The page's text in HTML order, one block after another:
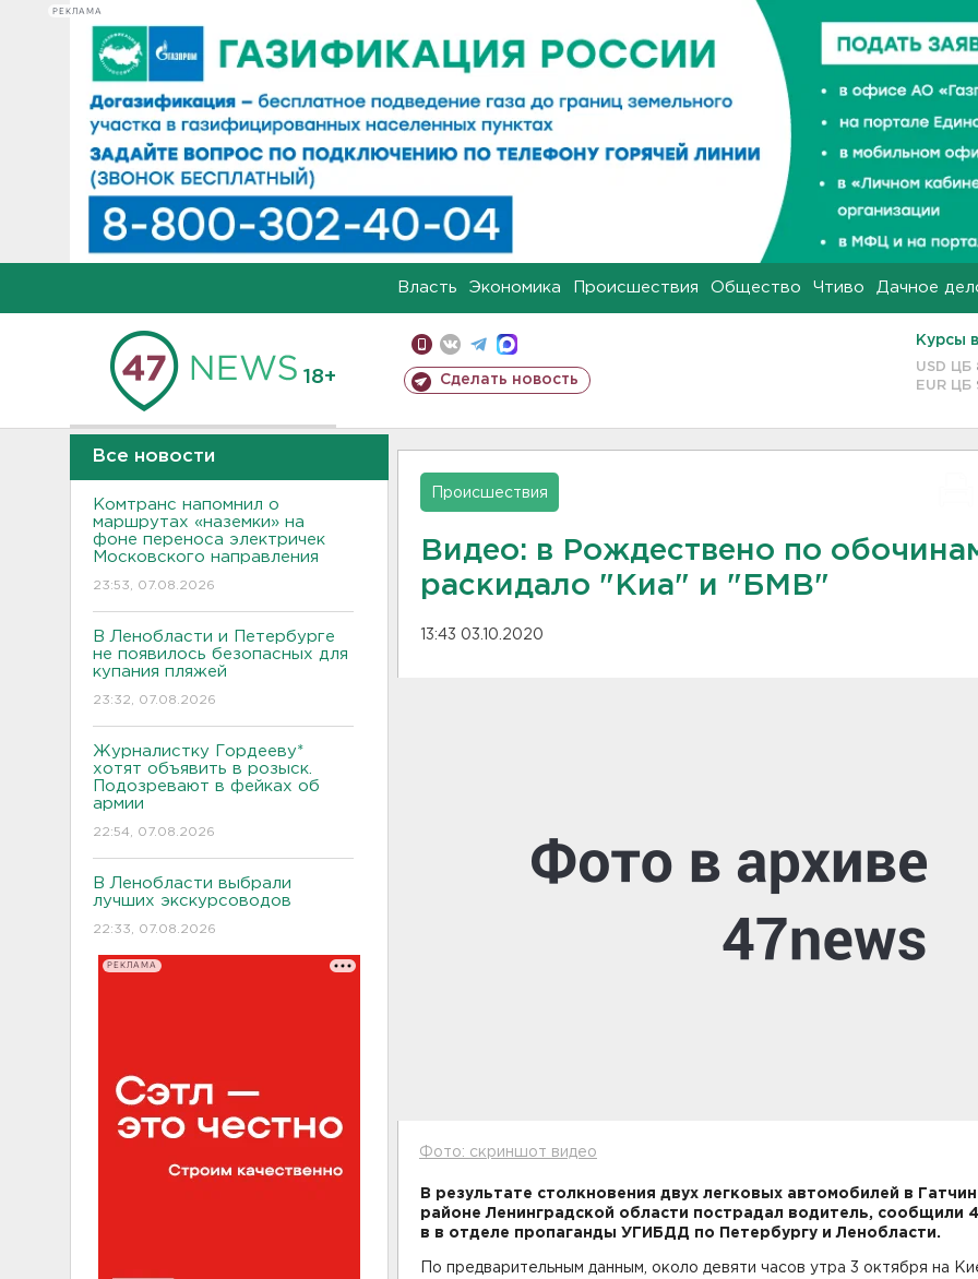
РЕКЛАМА
Власть Экономика Происшествия Общество Чтиво Дачное
18+ Сделать новость
Курсы
USD ЦБ
EUR ЦБ
Все новости
Комтранс напомнил о
маршрутах «наземки» на
фоне переноса электричек
Московского направления
23:53, 07.08.2026
В Ленобласти и Петербурге
не появилось безопасных для
купания пляжей
23:32, 07.08.2026
Журналистку Гордееву*
хотят объявить в розыск.
Подозревают в фейках об
армии
22:54, 07.08.2026
В Ленобласти выбрали
лучших экскурсоводов
22:33, 07.08.2026
РЕКЛАМА
Происшествия
Видео: в Рождествено по
раскидало "Киа" и "БМВ"
13:43 03.10.2020
Фото: скриншот видео
В результате столкновения двух легковых автомобилей в
районе Ленинградской области пострадал водитель, сообщили
в в отделе пропаганды УГИБДД по Петербургу и Ленобласти.
По предварительным данным, около девяти часов утра 3 октября на